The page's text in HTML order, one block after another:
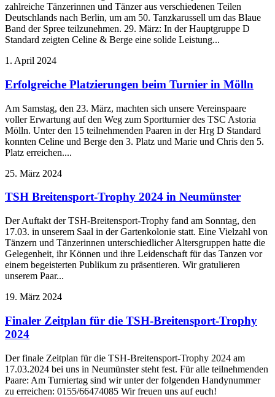
zahlreiche Tänzerinnen und Tänzer aus verschiedenen Teilen
Deutschlands nach Berlin, um am 50. Tanzkarussell um das Blaue
Band der Spree teilzunehmen. 29. März: In der Hauptgruppe D
Standard zeigten Celine & Berge eine solide Leistung...
1. April 2024
Erfolgreiche Platzierungen beim Turnier in Mölln
Am Samstag, den 23. März, machten sich unsere Vereinspaare
voller Erwartung auf den Weg zum Sportturnier des TSC Astoria
Mölln. Unter den 15 teilnehmenden Paaren in der Hrg D Standard
konnten Celine und Berge den 3. Platz und Marie und Chris den 5.
Platz erreichen....
25. März 2024
TSH Breitensport-Trophy 2024 in Neumünster
Der Auftakt der TSH-Breitensport-Trophy fand am Sonntag, den
17.03. in unserem Saal in der Gartenkolonie statt. Eine Vielzahl von
Tänzern und Tänzerinnen unterschiedlicher Altersgruppen hatte die
Gelegenheit, ihr Können und ihre Leidenschaft für das Tanzen vor
einem begeisterten Publikum zu präsentieren. Wir gratulieren
unserem Paar...
19. März 2024
Finaler Zeitplan für die TSH-Breitensport-Trophy
2024
Der finale Zeitplan für die TSH-Breitensport-Trophy 2024 am
17.03.2024 bei uns in Neumünster steht fest. Für alle teilnehmenden
Paare: Am Turniertag sind wir unter der folgenden Handynummer
zu erreichen: 0155/66474085 Wir freuen uns auf euch!